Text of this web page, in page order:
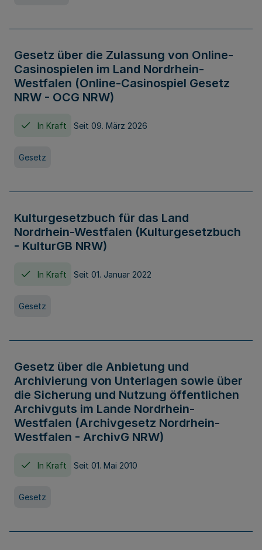
Gesetz über die Zulassung von Online-
Casinospielen im Land Nordrhein-
Westfalen (Online-Casinospiel Gesetz
NRW - OCG NRW)
In Kraft Seit 09. März 2026
Gesetz
Kulturgesetzbuch für das Land
Nordrhein-Westfalen (Kulturgesetzbuch
- KulturGB NRW)
In Kraft Seit 01. Januar 2022
Gesetz
Gesetz über die Anbietung und
Archivierung von Unterlagen sowie über
die Sicherung und Nutzung öffentlichen
Archivguts im Lande Nordrhein-
Westfalen (Archivgesetz Nordrhein-
Westfalen - ArchivG NRW)
In Kraft Seit 01. Mai 2010
Gesetz